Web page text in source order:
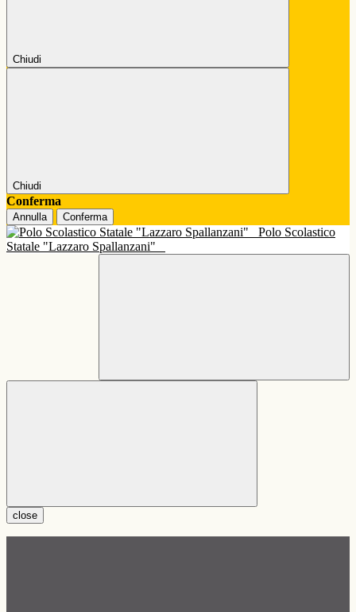
Chiudi
Chiudi
Conferma
Annulla Conferma
Polo Scolastico
Statale "Lazzaro Spallanzani"
close